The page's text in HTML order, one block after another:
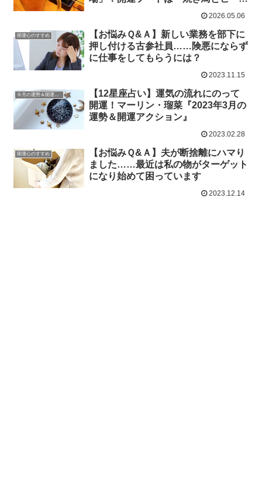
2026.05.06
開運心のすすめ
【お悩みＱ&Ａ】新しい業務を部下に
押し付ける古参社員……険悪にならず
に仕事をしてもらうには？
2023.11.15
【12星座占い】運気の流れにのって
開運！マーリン・瑠菜『2023年3月の
運勢＆開運アクション』
2023.02.28
開運心のすすめ
【お悩みＱ&Ａ】夫が断捨離にハマり
ました……最近は私の物がターゲット
になり始めて困っています
2023.12.14